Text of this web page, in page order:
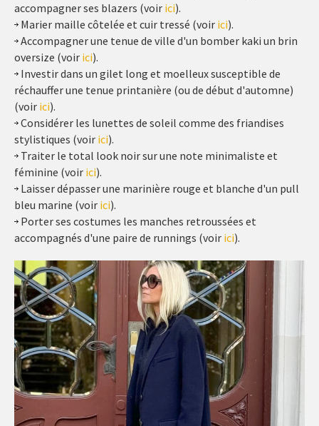
accompagner ses blazers (voir ici).
Marier maille côtelée et cuir tressé (voir ici).
Accompagner une tenue de ville d'un bomber kaki un brin
oversize (voir ici).
Investir dans un gilet long et moelleux susceptible de
réchauffer une tenue printanière (ou de début d'automne)
(voir ici).
Considérer les lunettes de soleil comme des friandises
stylistiques (voir ici).
Traiter le total look noir sur une note minimaliste et
féminine (voir ici).
Laisser dépasser une marinière rouge et blanche d'un pull
bleu marine (voir ici).
Porter ses costumes les manches retroussées et
accompagnés d'une paire de runnings (voir ici).